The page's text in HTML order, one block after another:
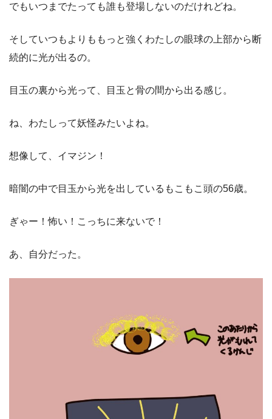
でもいつまでたっても誰も登場しないのだけれどね。
そしていつもよりももっと強くわたしの眼球の上部から断
続的に光が出るの。
目玉の裏から光って、目玉と骨の間から出る感じ。
ね、わたしって妖怪みたいよね。
想像して、イマジン！
暗闇の中で目玉から光を出しているもこもこ頭の56歳。
ぎゃー！怖い！こっちに来ないで！
あ、自分だった。